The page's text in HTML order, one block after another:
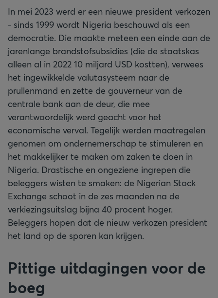
In mei 2023 werd er een nieuwe president verkozen
- sinds 1999 wordt Nigeria beschouwd als een
democratie. Die maakte meteen een einde aan de
jarenlange brandstofsubsidies (die de staatskas
alleen al in 2022 10 miljard USD kostten), verwees
het ingewikkelde valutasysteem naar de
prullenmand en zette de gouverneur van de
centrale bank aan de deur, die mee
verantwoordelijk werd geacht voor het
economische verval. Tegelijk werden maatregelen
genomen om ondernemerschap te stimuleren en
het makkelijker te maken om zaken te doen in
Nigeria. Drastische en ongeziene ingrepen die
beleggers wisten te smaken: de Nigerian Stock
Exchange schoot in de zes maanden na de
verkiezingsuitslag bijna 40 procent hoger.
Beleggers hopen dat de nieuw verkozen president
het land op de sporen kan krijgen.
Pittige uitdagingen voor de
boeg